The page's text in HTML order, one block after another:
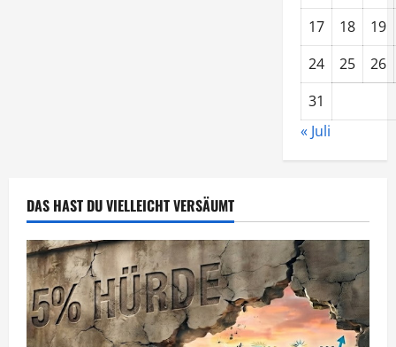
17
18
19
24
25
26
31
« Juli
DAS HAST DU VIELLEICHT VERSÄUMT